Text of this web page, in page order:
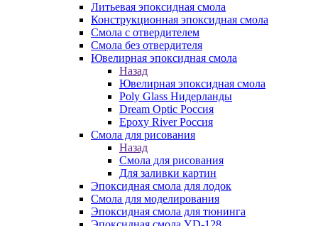
Литьевая эпоксидная смола
Конструкционная эпоксидная смола
Смола с отвердителем
Смола без отвердителя
Ювелирная эпоксидная смола
Назад
Ювелирная эпоксидная смола
Poly Glass Нидерланды
Dream Optic Россия
Epoxy River Россия
Смола для рисования
Назад
Смола для рисования
Для заливки картин
Эпоксидная смола для лодок
Смола для моделирования
Эпоксидная смола для тюнинга